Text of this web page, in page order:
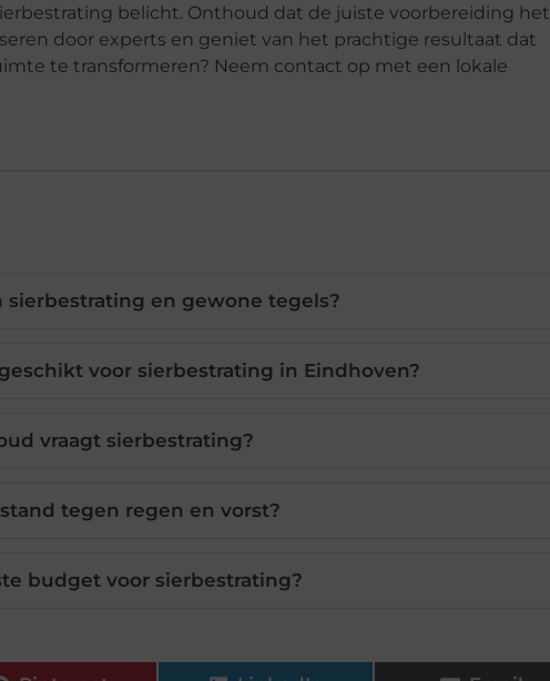
belicht. Onthoud dat de juiste voorbereiding het
door experts en geniet van het prachtige resultaat dat
te transformeren? Neem contact op met een lokale
sierbestrating en gewone tegels?
voor sierbestrating in Eindhoven?
vraagt sierbestrating?
tegen regen en vorst?
budget voor sierbestrating?